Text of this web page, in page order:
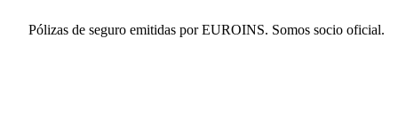
Pólizas de seguro emitidas por EUROINS. Somos socio oficial.